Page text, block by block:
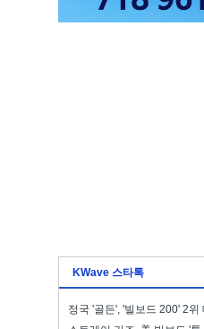
KWave 스타톡
정국 '골든', '빌보드 200' 2